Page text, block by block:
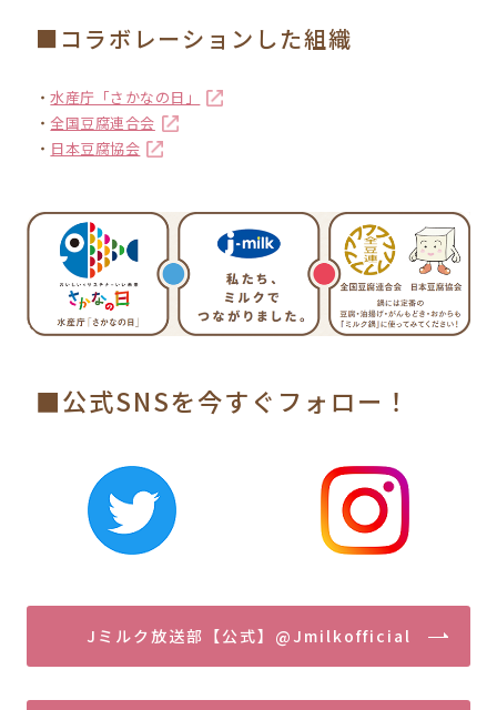
■コラボレーションした組織
・水産庁「さかなの日」
・ 全国豆腐連合会
・ 日本豆腐協会
■公式SNSを今すぐフォロー！
Jミルク放送部【公式】@Jmilkofficial